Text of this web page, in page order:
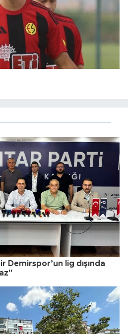
Demirspor’un lig dışında